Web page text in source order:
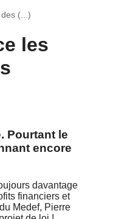
(...)
les
Pourtant le
encore
davantage
financiers et
Medef, Pierre